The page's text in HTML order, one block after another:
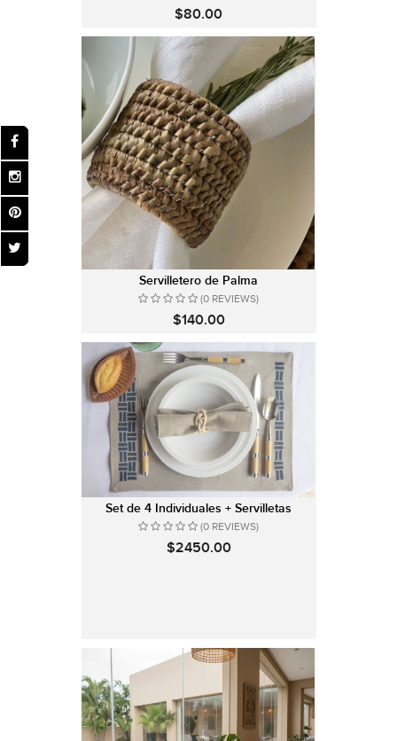
$80.00
Servilletero de Palma
(0 REVIEWS)
$140.00
Set de 4 Individuales + Servilletas
(0 REVIEWS)
$2450.00